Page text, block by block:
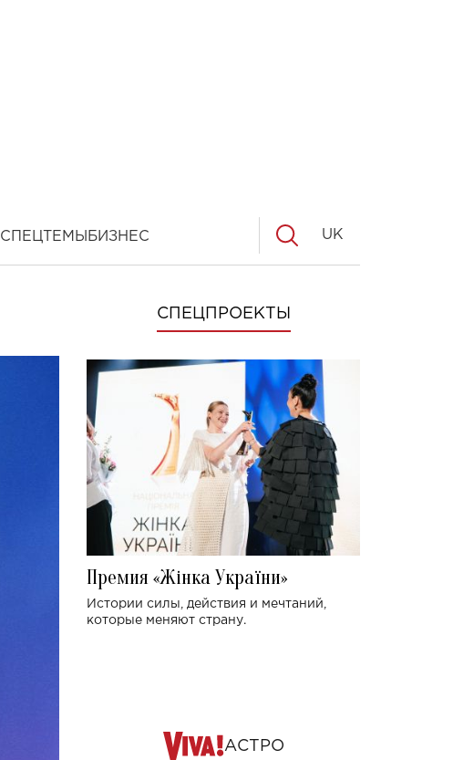
СПЕЦТЕМЫ БИЗНЕС UK
СПЕЦПРОЕКТЫ
Премия «Жінка України»
Истории силы, действия и мечтаний,
которые меняют страну.
АСТРО